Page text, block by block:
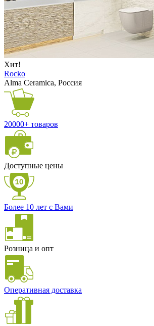
Хит!
Rocko
Alma Ceramica, Россия
20000+ товаров
Доступные цены
Более 10 лет с Вами
Розница и опт
Оперативная доставка